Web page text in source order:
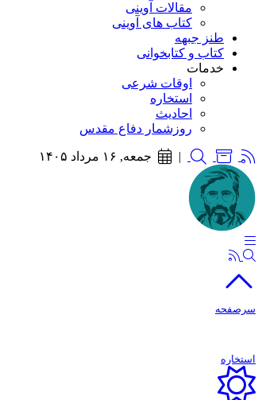
مقالات آوینی
کتاب های آوینی
طنز جبهه
کتاب و کتابخوانی
خدمات
اوقات شرعی
استخاره
احادیث
روزشمار دفاع مقدس
| جمعه, ۱۶ مرداد ۱۴۰۵
سرصفحه
استخاره